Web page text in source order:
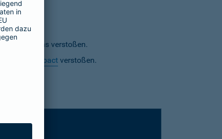
verstoßen.
Global Compact verstoßen.